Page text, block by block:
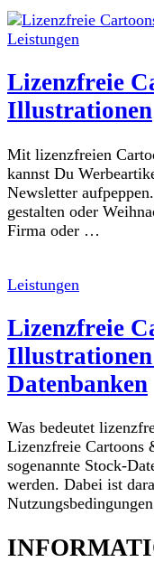
Leistungen
Lizenzfreie
Illustrationen
Mit lizenzfreien
kannst Du
Newsletter
gestalten oder
Firma oder …
Leistungen
Lizenzfreie
Datenbanken
Was bedeutet
Lizenzfreie Cartoons
sogenannte Stock-
werden. Dabei ist